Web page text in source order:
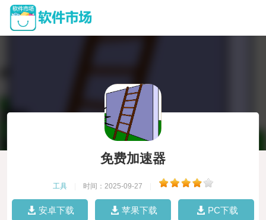
免费加速器
工具 时间：2025-09-27
安卓下载 苹果下载 PC下载